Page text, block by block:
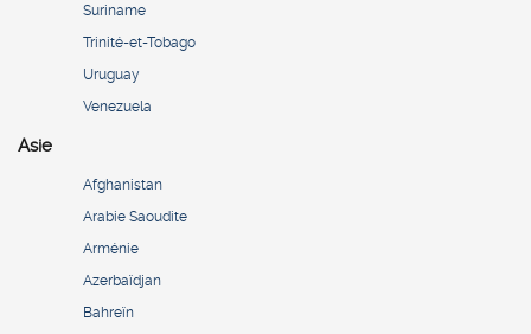
Suriname
Trinité-et-Tobago
Uruguay
Venezuela
Asie
Afghanistan
Arabie Saoudite
Arménie
Azerbaïdjan
Bahreïn